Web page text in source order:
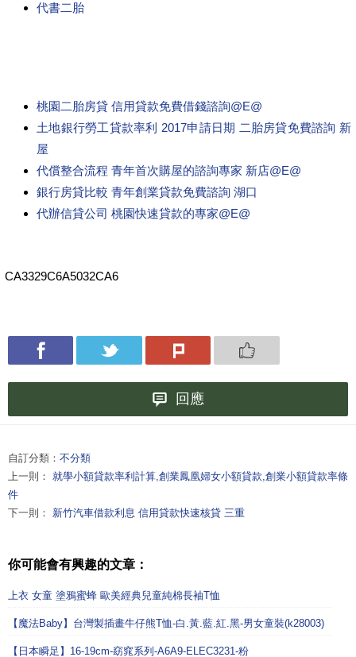
代書二胎
桃園二胎房貸 信用貸款免費借錢諮詢@E@
土地銀行勞工貸款率利 2017申請日期 二胎房貸免費諮詢 新
屋
代償整合流程 青年首次購屋的諮詢專家 新店@E@
銀行房貸比較 青年創業貸款免費諮詢 湖口
代辦信貸公司 桃園快速貸款的專家@E@
CA3329C6A5032CA6
回應
自訂分類： 不分類
上一則： 就學小額貸款率利計算,創業鳳凰婦女小額貸款,創業小額貸款率條
件
下一則： 新竹汽車借款利息 信用貸款快速核貸 三重
你可能會有興趣的文章：
上衣 女童 塗鴉蜜蜂 歐美經典兒童純棉長袖T恤
【魔法Baby】台灣製插畫牛仔熊T恤-白.黃.藍.紅.黑-男女童裝(k28003)
【日本瞬足】16-19cm-窈窕系列-A6A9-ELEC3231-粉